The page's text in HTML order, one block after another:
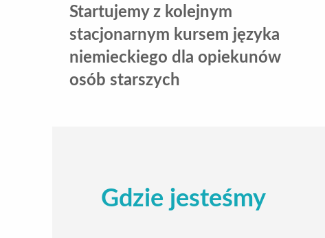
Startujemy z kolejnym
stacjonarnym kursem języka
niemieckiego dla opiekunów
osób starszych
Gdzie jesteśmy